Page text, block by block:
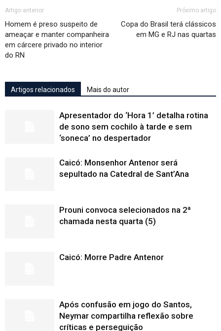
Artigo anterior
Homem é preso suspeito de
ameaçar e manter companheira
em cárcere privado no interior
do RN
Próximo artigo
Copa do Brasil terá clássicos
em MG e RJ nas quartas
Artigos relacionados Mais do autor
Apresentador do ‘Hora 1’ detalha rotina
de sono sem cochilo à tarde e sem
‘soneca’ no despertador
Caicó: Monsenhor Antenor será
sepultado na Catedral de Sant’Ana
Prouni convoca selecionados na 2ª
chamada nesta quarta (5)
Caicó: Morre Padre Antenor
Após confusão em jogo do Santos,
Neymar compartilha reflexão sobre
críticas e perseguição